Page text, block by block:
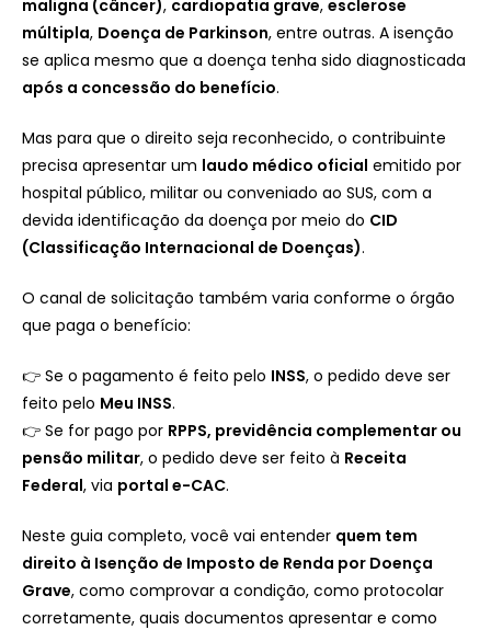
maligna (câncer), cardiopatia grave, esclerose
múltipla, Doença de Parkinson, entre outras. A isenção
se aplica mesmo que a doença tenha sido diagnosticada
após a concessão do benefício.
Mas para que o direito seja reconhecido, o contribuinte
precisa apresentar um laudo médico oficial emitido por
hospital público, militar ou conveniado ao SUS, com a
devida identificação da doença por meio do CID
(Classificação Internacional de Doenças).
O canal de solicitação também varia conforme o órgão
que paga o benefício:
👉 Se o pagamento é feito pelo INSS, o pedido deve ser
feito pelo Meu INSS.
👉 Se for pago por RPPS, previdência complementar ou
pensão militar, o pedido deve ser feito à Receita
Federal, via portal e-CAC.
Neste guia completo, você vai entender quem tem
direito à Isenção de Imposto de Renda por Doença
Grave, como comprovar a condição, como protocolar
corretamente, quais documentos apresentar e como